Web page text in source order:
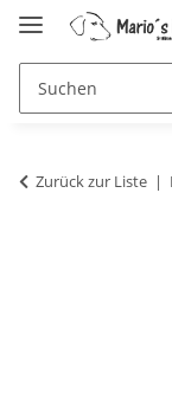
Zurück zur Liste